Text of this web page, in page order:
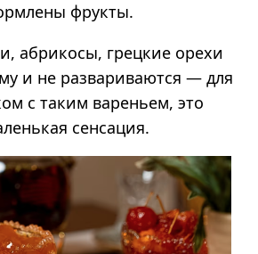
фрукты.
абрикосы, грецкие орехи
и не развариваются — для
с таким вареньем, это
сенсация.